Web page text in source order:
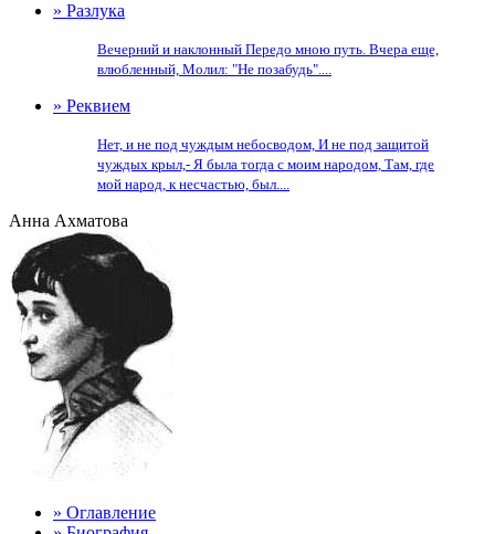
» Разлука
Вечерний и наклонный Передо мною путь. Вчера еще,
влюбленный, Молил: "Не позабудь"....
» Реквием
Нет, и не под чуждым небосводом, И не под защитой
чуждых крыл,- Я была тогда с моим народом, Там, где
мой народ, к несчастью, был....
Анна Ахматова
» Оглавление